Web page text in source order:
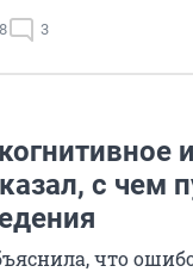
3
с чем
что